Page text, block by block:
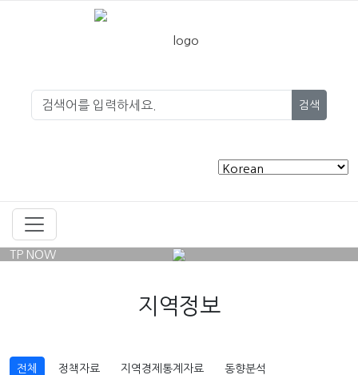
검색
TP NOW
지역정보
전체 정책자료 지역경제통계자료 동향분석